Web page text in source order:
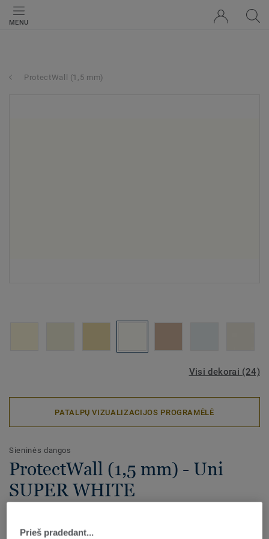
MENU
ProtectWall (1,5 mm)
Visi dekorai (24)
PATALPŲ VIZUALIZACIJOS PROGRAMĖLĖ
Sieninės dangos
ProtectWall (1,5 mm) - Uni
SUPER WHITE
apsauganti sienas nuo smūgių, įbrėžimų, dėmių ir cheminių
Prieš pradedant...